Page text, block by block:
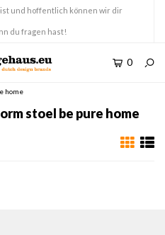
und hoffentlich können wir dir
du fragen hast!
0
home
stoel be pure home